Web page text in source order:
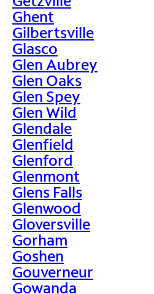
Ghent
Gilbertsville
Glasco
Glen Aubrey
Glen Oaks
Glen Spey
Glen Wild
Glendale
Glenfield
Glenford
Glenmont
Glens Falls
Glenwood
Gloversville
Gorham
Goshen
Gouverneur
Gowanda